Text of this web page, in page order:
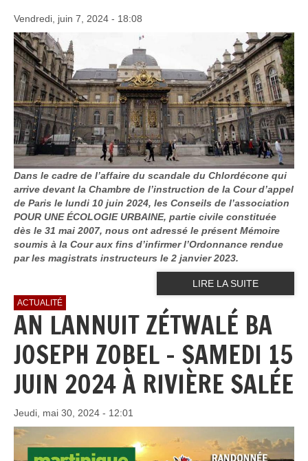
Vendredi, juin 7, 2024 - 18:08
Dans le cadre de l’affaire du scandale du Chlordécone qui
arrive devant la Chambre de l’instruction de la Cour d’appel
de Paris le lundi 10 juin 2024, les Conseils de l’association
POUR UNE ÉCOLOGIE URBAINE, partie civile constituée
dès le 31 mai 2007, nous ont adressé le présent Mémoire
soumis à la Cour aux fins d’infirmer l’Ordonnance rendue
par les magistrats instructeurs le 2 janvier 2023.
LIRE LA SUITE
ACTUALITÉ
AN LANNUIT ZÉTWALÉ BA
JOSEPH ZOBEL - SAMEDI 15
JUIN 2024 À RIVIÈRE SALÉE
Jeudi, mai 30, 2024 - 12:01